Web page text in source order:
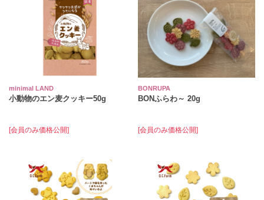
minimal LAND
小動物のエン麦クッキー50g
[会員のみ価格公開]
BONRUPA
BONふらわ～ 20g
[会員のみ価格公開]